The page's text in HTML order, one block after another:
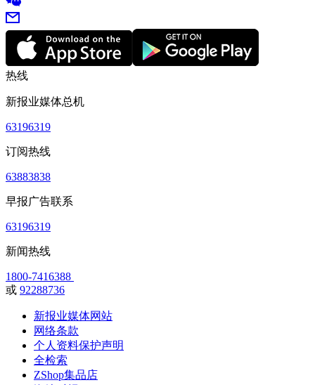
热线
新报业媒体总机
63196319
订阅热线
63883838
早报广告联系
63196319
新闻热线
1800-7416388
或 92288736
新报业媒体网站
网络条款
个人资料保护声明
全检索
ZShop集品店